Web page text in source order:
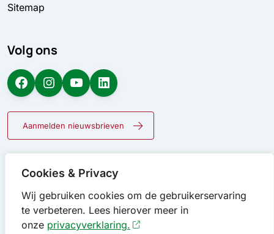
Cookies & Privacy
Wij gebruiken cookies om de gebruikerservaring
te verbeteren. Lees hierover meer in
onze privacyverklaring.
Sitemap
Volg ons
Facebook Instagram YouTube LinkedIn
Aanmelden nieuwsbrieven